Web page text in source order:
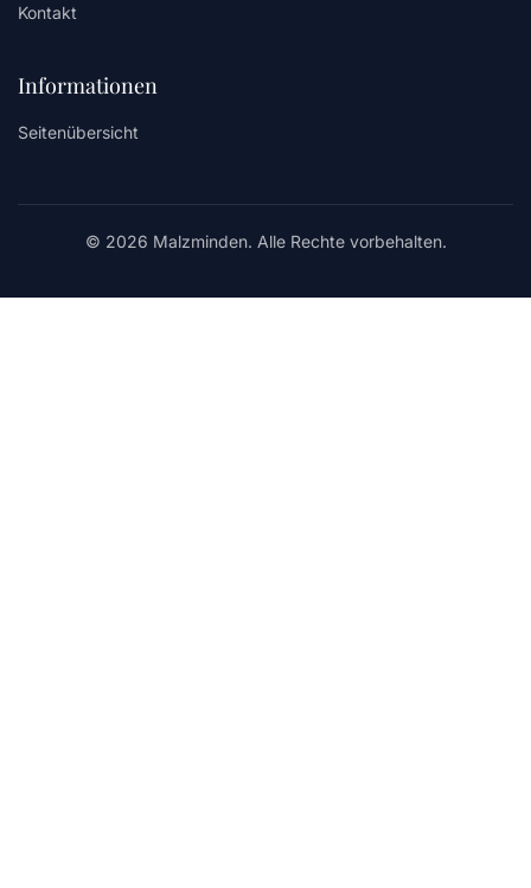
Kontakt
Informationen
Seitenübersicht
© 2026 Malzminden. Alle Rechte vorbehalten.